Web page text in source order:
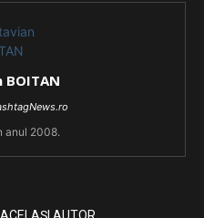
BOITAN
anul 2008.